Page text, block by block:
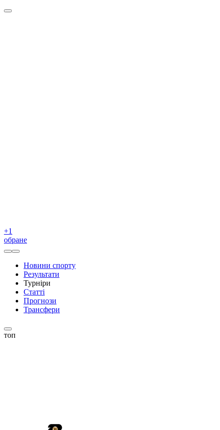
+1
обране
Новини спорту
Результати
Турніри
Статті
Прогнози
Трансфери
топ